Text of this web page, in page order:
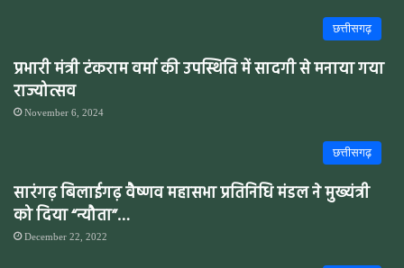
छत्तीसगढ़
प्रभारी मंत्री टंकराम वर्मा की उपस्थिति में सादगी से मनाया गया
राज्योत्सव
November 6, 2024
छत्तीसगढ़
सारंगढ़ बिलाईगढ़ वैष्णव महासभा प्रतिनिधि मंडल ने मुख्यंत्री
को दिया “न्यौता”…
December 22, 2022